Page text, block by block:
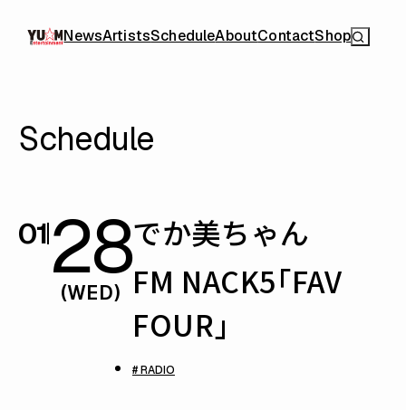
NewsArtistsScheduleAboutContactShop
Schedule
0128
(WED)
でか美ちゃん
FM NACK5「FAV
FOUR」
# RADIO